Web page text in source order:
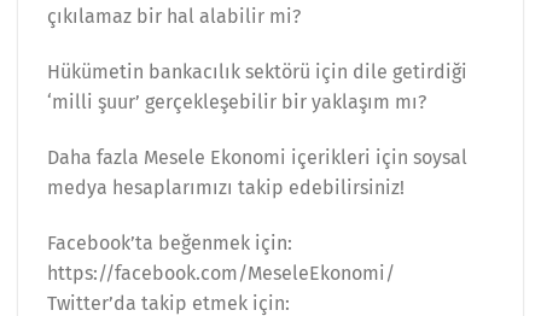
çıkılamaz bir hal alabilir mi?
Hükümetin bankacılık sektörü için dile getirdiği
‘milli şuur’ gerçekleşebilir bir yaklaşım mı?
Daha fazla Mesele Ekonomi içerikleri için soysal
medya hesaplarımızı takip edebilirsiniz!
Facebook’ta beğenmek için:
https://facebook.com/MeseleEkonomi/
Twitter’da takip etmek için: